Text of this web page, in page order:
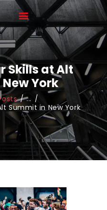
Skills at Alt
York
...
Summit in New York